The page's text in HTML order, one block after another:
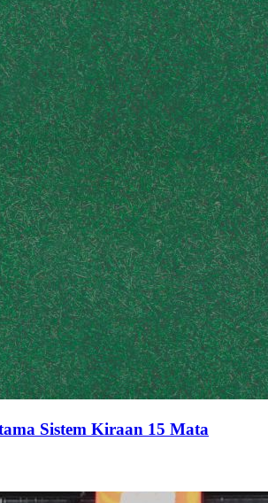
Sistem Kiraan 15 Mata